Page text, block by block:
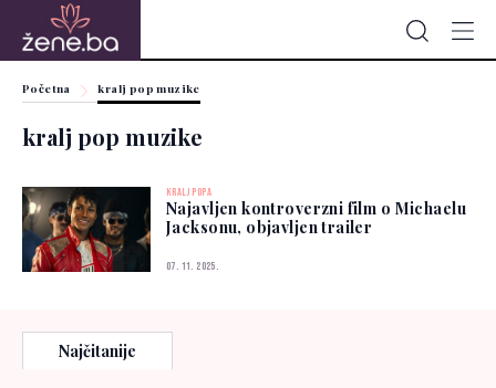
Početna kralj pop muzike
kralj pop muzike
KRALJ POPA
Najavljen kontroverzni film o Michaelu
Jacksonu, objavljen trailer
07. 11. 2025.
Najčitanije